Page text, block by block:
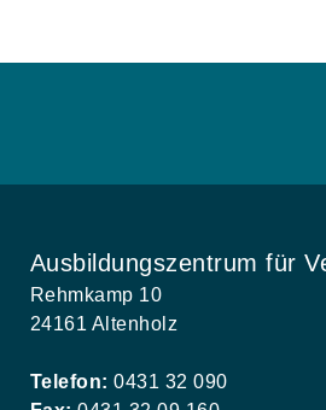
Ausbildungszentrum für
Rehmkamp 10
24161 Altenholz
Telefon: 0431 32 090